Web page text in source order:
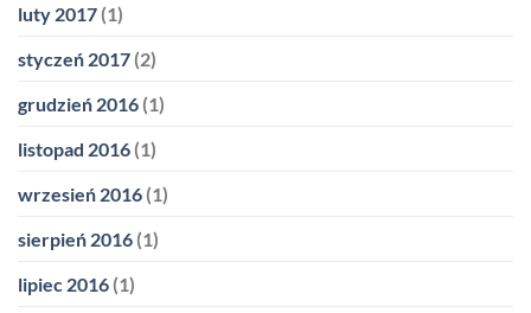
luty 2017 (1)
styczeń 2017 (2)
grudzień 2016 (1)
listopad 2016 (1)
wrzesień 2016 (1)
sierpień 2016 (1)
lipiec 2016 (1)